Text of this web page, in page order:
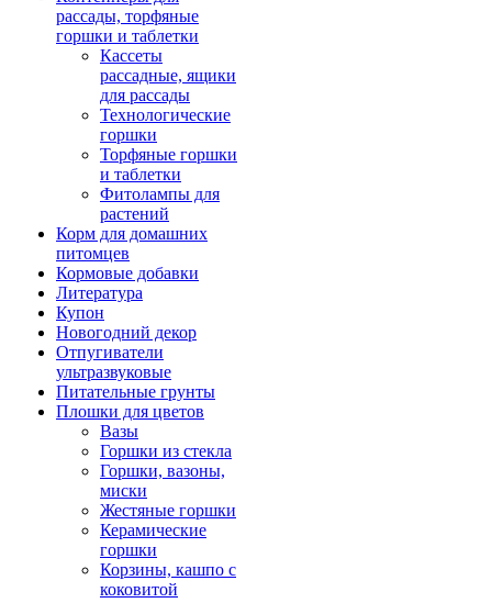
рассады, торфяные
горшки и таблетки
Кассеты
рассадные, ящики
для рассады
Технологические
горшки
Торфяные горшки
и таблетки
Фитолампы для
растений
Корм для домашних
питомцев
Кормовые добавки
Литература
Купон
Новогодний декор
Отпугиватели
ультразвуковые
Питательные грунты
Плошки для цветов
Вазы
Горшки из стекла
Горшки, вазоны,
миски
Жестяные горшки
Керамические
горшки
Корзины, кашпо с
коковитой